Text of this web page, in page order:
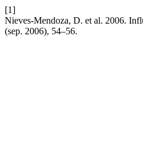
[1]
Nieves-Mendoza, D. et al. 2006.
(sep. 2006), 54–56.